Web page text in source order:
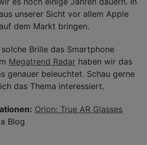
unserer Sicht vor allem Apple
dem Markt bringen.
Brille das Smartphone
Megatrend Radar haben wir das
genauer beleuchtet. Schau gerne
das Thema interessiert.
Orion: True AR Glasses
Blog